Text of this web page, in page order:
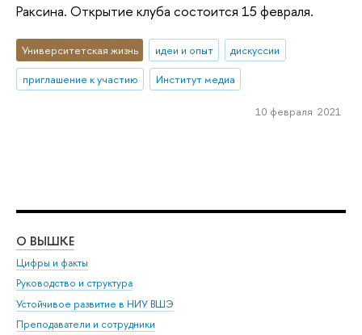
Раксина. Открытие клуба состоится 15 февраля.
Университетская жизнь идеи и опыт
дискуссии
приглашение к участию
Институт медиа
10 февраля 2021
О ВЫШКЕ
Цифры и факты
Руководство и структура
Устойчивое развитие в НИУ ВШЭ
Преподаватели и сотрудники